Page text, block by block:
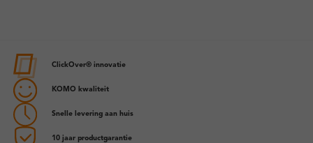
ClickOver® innovatie
KOMO kwaliteit
Snelle levering aan huis
10 jaar productgarantie